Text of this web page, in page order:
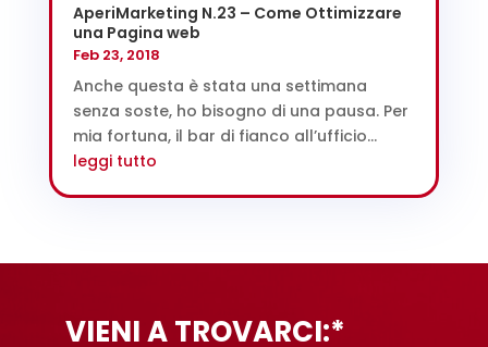
AperiMarketing N.23 – Come Ottimizzare
una Pagina web
Feb 23, 2018
Anche questa è stata una settimana
senza soste, ho bisogno di una pausa. Per
mia fortuna, il bar di fianco all’ufficio...
leggi tutto
VIENI A TROVARCI:*